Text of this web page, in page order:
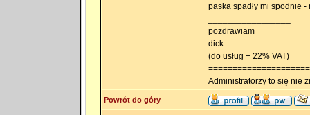
paska spadły mi spodnie -
pozdrawiam
dick
(do usług + 22% VAT)
Administratorzy to się nie
Powrót do góry